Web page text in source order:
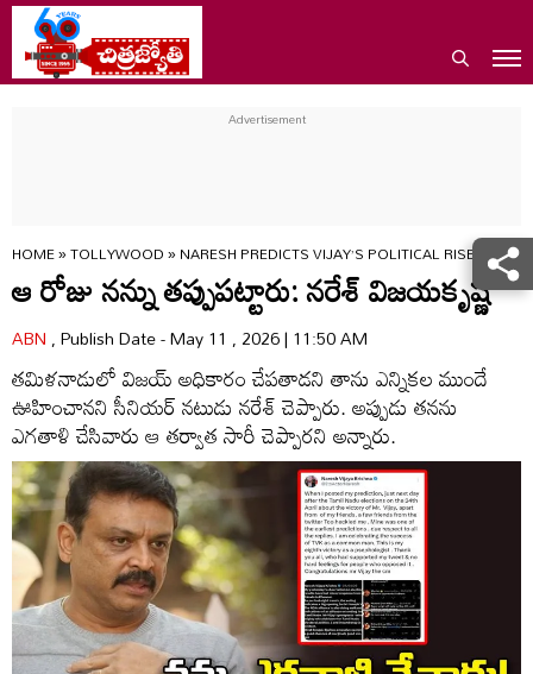
HOME»TOLLYWOOD»NARESH PREDICTS VIJAY’S POLITICAL RISE IN
ఆ రోజు నన్ను తప్పుపట్టారు: నరేశ్‌ విజయకృష్ణ
ABN, Publish Date - May 11 , 2026 | 11:50 AM
తమిళనాడులో విజయ్‌ అధికారం చేపతాడని తాను ఎన్నికల ముందే
ఊహించానని సీనియర్‌ నటుడు నరేశ్‌ చెప్పారు. అప్పుడు తనను
ఎగతాళి చేసివారు ఆ తర్వాత సారీ చెప్పారని అన్నారు.